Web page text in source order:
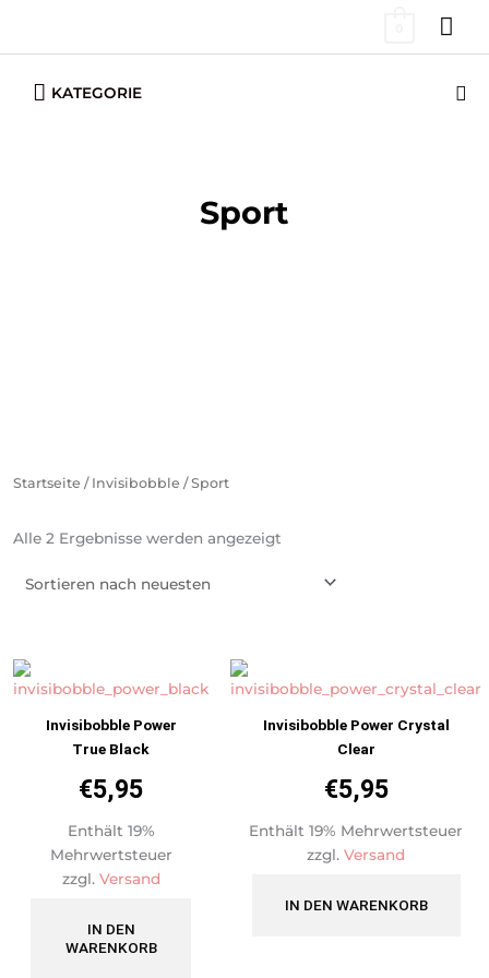
springen
KATEGORIE
Sport
Startseite / Invisibobble / Sport
Alle 2 Ergebnisse werden angezeigt
Invisibobble Power
True Black
€5,95
Enthält 19%
Mehrwertsteuer
zzgl. Versand
IN DEN
WARENKORB
Invisibobble Power Crystal
Clear
€5,95
Enthält 19% Mehrwertsteuer
zzgl. Versand
IN DEN WARENKORB